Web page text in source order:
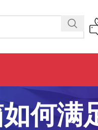
何满